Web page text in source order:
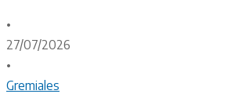
•
27/07/2026
•
Gremiales